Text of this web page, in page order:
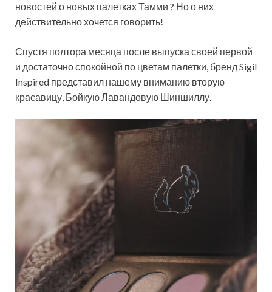
новостей о новых палетках Тамми ? Но о них
действительно хочется говорить!
Спустя полтора месяца после выпуска своей первой
и достаточно спокойной по цветам палетки, бренд Sigil
Inspired представил нашему вниманию вторую
красавицу, Бойкую Лавандовую Шиншиллу.